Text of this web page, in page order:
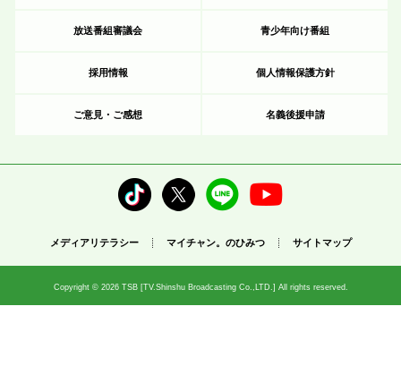
放送番組審議会 青少年向け番組
採用情報 個人情報保護方針
ご意見・ご感想 名義後援申請
メディアリテラシー マイチャン。のひみつ サイトマップ
Copyright © 2026 TSB [TV.Shinshu Broadcasting Co.,LTD.] All rights reserved.